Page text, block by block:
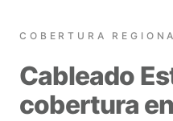
COBERTURA
Cableado
cobertura